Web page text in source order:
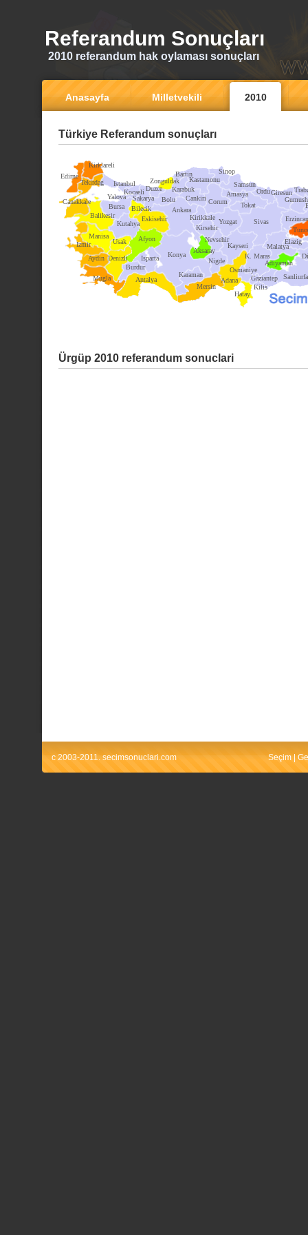
Referandum Sonuçları
2010 referandum hak oylaması sonuçları
Anasayfa Milletvekili 2010
Türkiye Referandum sonuçları
Ankara
Kirklareli
Edirne
Tekirdag
Canakkale
Balikesir
Bursa
Istanbul
Kocaeli
Sakarya
Zonguldak
Bolu
Bilecik
Eskisehir
Kutahya
Manisa
Izmir
Aydin
Mugla
Denizli
Burdur
Usak Afyon
Isparta
Antalya
Konya
Mersin
Kirsehir
Cankiri
Kastamonu
Sinop
Corum
Yozgat
Nevsehir
Nigde
Adana
Hatay
K. Maras
Kayseri
Sivas
Tokat
Amasya
Samsun
OrduGiresun
Erzincan
Malatya
Gaziantep Sanliurfa
Adiyaman
Elazig
Kirikkale
Karaman
Aksaray
Kilis
Duzce Karabuk
Bartin
Osmaniye
Yalova
Ürgüp 2010 referandum sonuclari
c 2003-2011. secimsonuclari.com Seçim